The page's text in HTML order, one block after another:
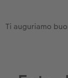
Ti auguriamo